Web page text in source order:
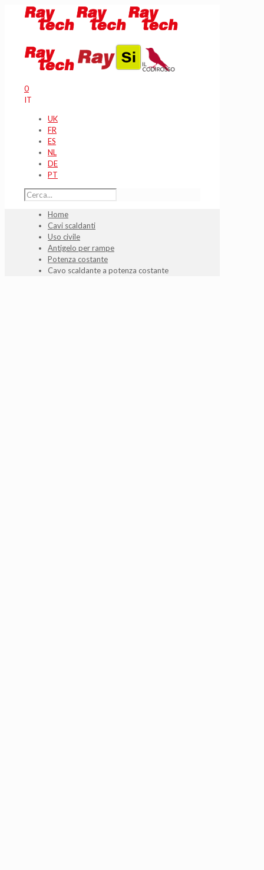
0
IT
UK
FR
ES
NL
DE
PT
Home
Cavi scaldanti
Uso civile
Antigelo per rampe
Potenza costante
Cavo scaldante a potenza costante